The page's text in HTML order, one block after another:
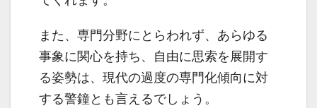
また、専門分野にとらわれず、あらゆる
事象に関心を持ち、自由に思索を展開す
る姿勢は、現代の過度の専門化傾向に対
する警鐘とも言えるでしょう。